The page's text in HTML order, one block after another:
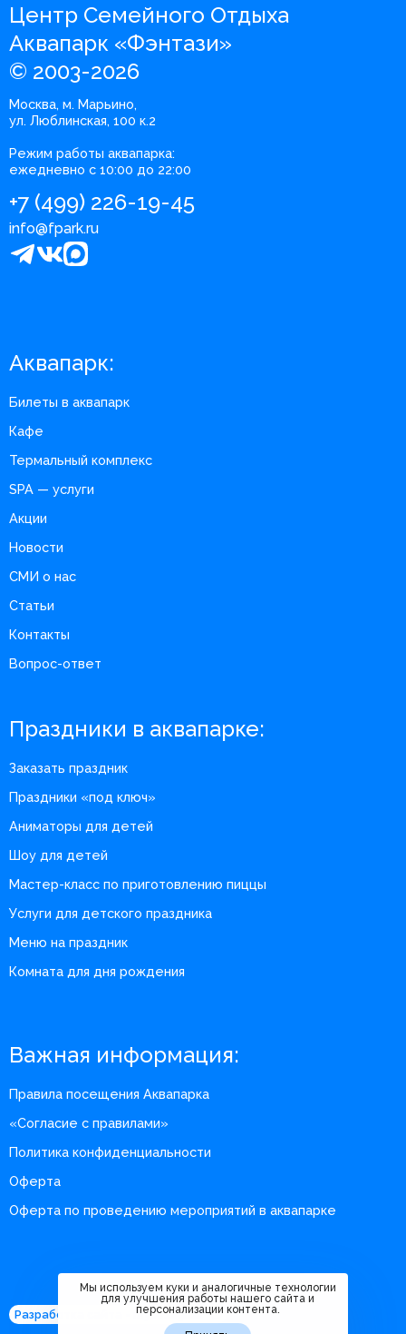
Центр Семейного Отдыха
Аквапарк «Фэнтази»
© 2003-2026
Москва, м. Марьино,
ул. Люблинская, 100 к.2
Режим работы аквапарка:
ежедневно с 10:00 до 22:00
+7 (499) 226-19-45
info@fpark.ru
Аквапарк:
Билеты в аквапарк
Кафе
Термальный комплекс
SPA — услуги
Акции
Новости
СМИ о нас
Статьи
Контакты
Вопрос-ответ
Праздники в аквапарке:
Заказать праздник
Праздники «под ключ»
Аниматоры для детей
Шоу для детей
Мастер-класс по приготовлению пиццы
Услуги для детского праздника
Меню на праздник
Комната для дня рождения
Важная информация:
Правила посещения Аквапарка
«Согласие с правилами»
Политика конфиденциальности
Оферта
Оферта по проведению мероприятий в аквапарке
Разработка сайта - m360.digital
Мы используем куки и аналогичные технологии
для улучшения работы нашего сайта и
персонализации контента.